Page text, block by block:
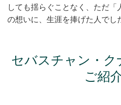
しても揺らぐことなく、ただ
の想いに、生涯を捧げた人でし
セバスチャン・ク
ご紹介